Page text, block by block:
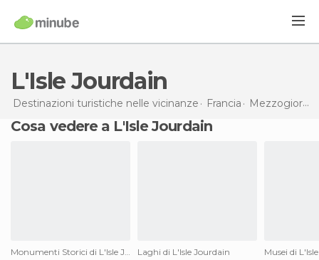
L'Isle Jourdain
Destinazioni turistiche nelle vicinanze Francia Mezzogiorno-Pirenei
Cosa vedere a L'Isle Jourdain
Monumenti Storici di L'Isle Jourdain
Laghi di L'Isle Jourdain
Musei di